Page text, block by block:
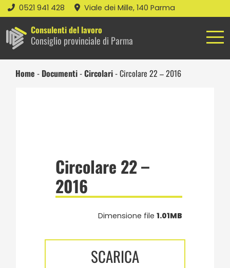
0521 941 428 Viale dei Mille, 140 Parma
Consulenti del lavoro
Consiglio provinciale di Parma
Home - Documenti-Circolari-Circolare 22 – 2016
Circolare 22 –
2016
Dimensione file 1.01MB
SCARICA